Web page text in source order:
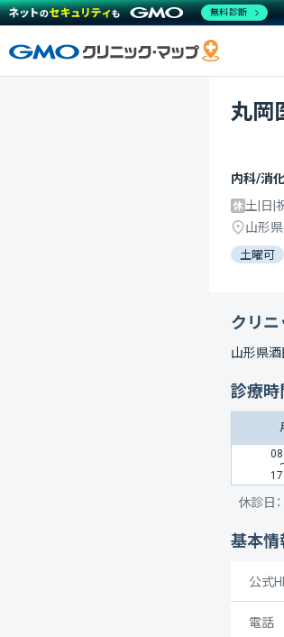
丸岡
内科/消
土|日|
山形
土曜可
クリ
山形県酒
診療時
休診日：
基本情
公式
電話
無料診断